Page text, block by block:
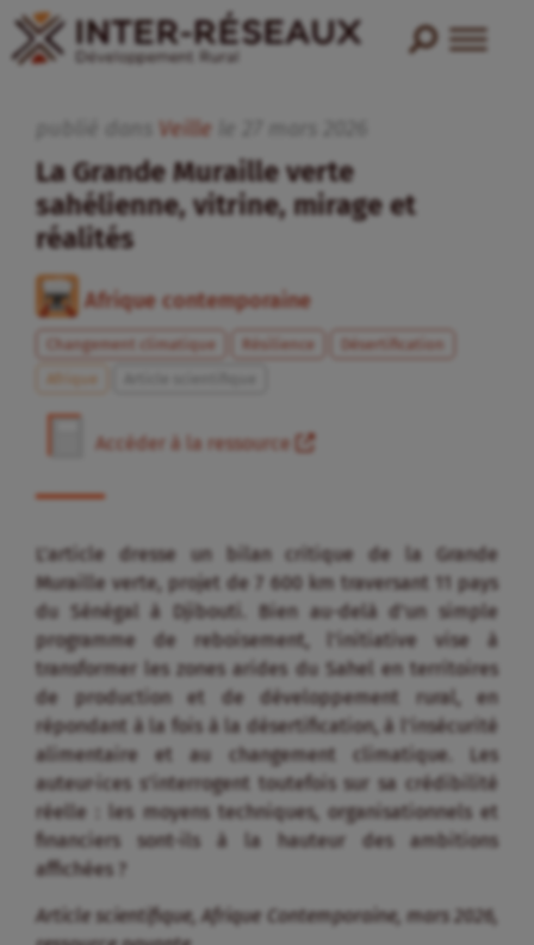
Veille
La Grande Muraille verte
sahélienne, vitrine, mirage et
réalités
Afrique contemporaine
Changement climatique Résilience
Désertification
Afrique
Accéder à la ressource
L’article dresse un bilan critique de la Grande
Muraille verte, projet de 7 600 km traversant 11 pays
du Sénégal à Djibouti. Bien au-delà d’un simple
programme de reboisement, l’initiative vise à
transformer les zones arides du Sahel en territoires
de production et de développement rural, en
répondant à la fois à la désertification, à l’insécurité
alimentaire et au changement climatique. Les
auteur·ices s’interrogent toutefois sur sa crédibilité
réelle : les moyens techniques, organisationnels et
financiers sont-ils à la hauteur des ambitions
affichées ?
Article scientifique, Afrique Contemporaine, mars 2026,